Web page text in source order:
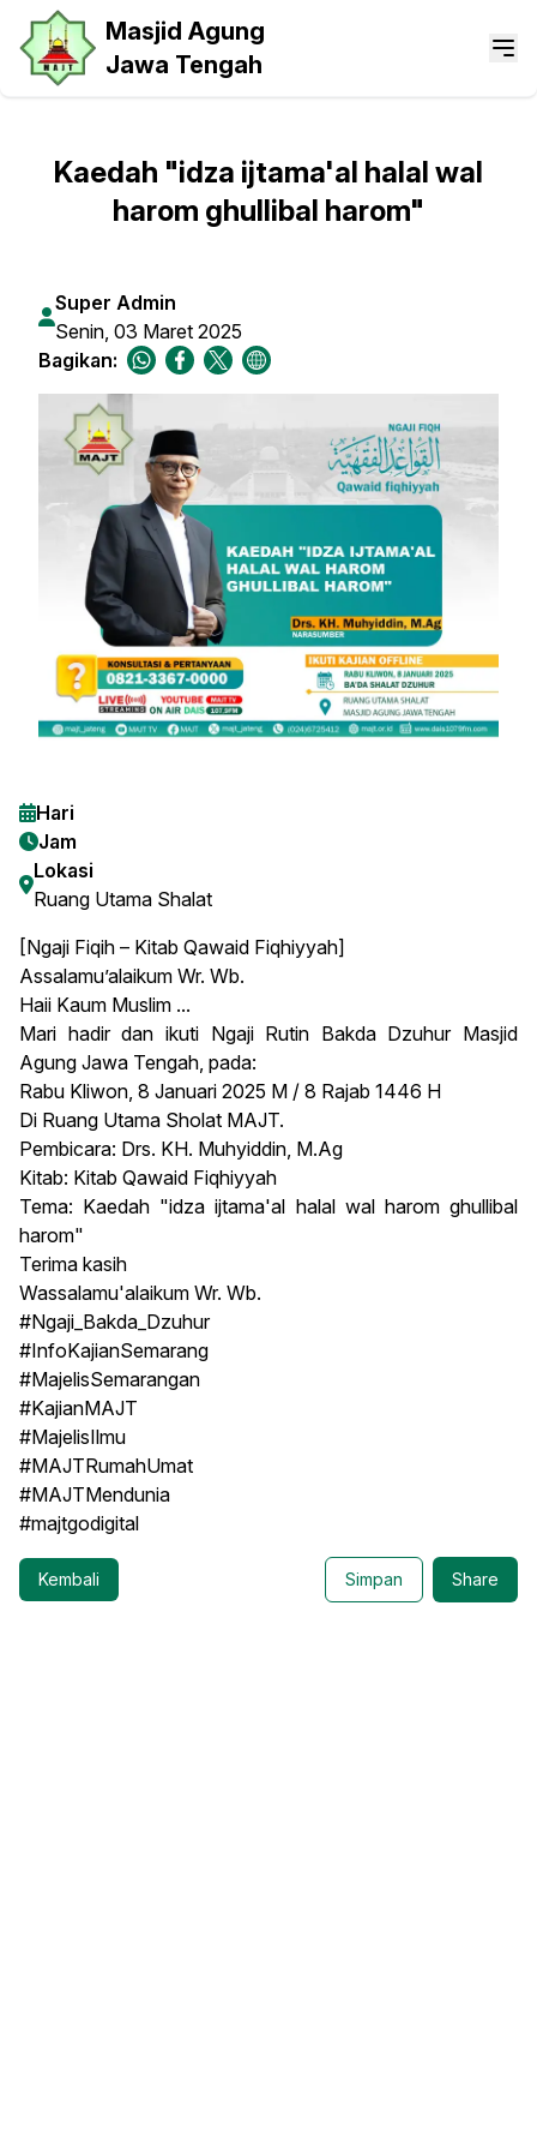
Masjid Agung
Jawa Tengah
Kaedah "idza ijtama'al halal wal
harom ghullibal harom"
Super Admin
Senin, 03 Maret 2025
Bagikan:
Hari
Jam
Lokasi
Ruang Utama Shalat
[Ngaji Fiqih – Kitab Qawaid Fiqhiyyah]
Assalamu’alaikum Wr. Wb.
Haii Kaum Muslim ...
Mari hadir dan ikuti Ngaji Rutin Bakda Dzuhur Masjid
Agung Jawa Tengah, pada:
Rabu Kliwon, 8 Januari 2025 M / 8 Rajab 1446 H
Di Ruang Utama Sholat MAJT.
Pembicara: Drs. KH. Muhyiddin, M.Ag
Kitab: Kitab Qawaid Fiqhiyyah
Tema: Kaedah "idza ijtama'al halal wal harom ghullibal
harom"
Terima kasih
Wassalamu'alaikum Wr. Wb.
#Ngaji_Bakda_Dzuhur
#InfoKajianSemarang
#MajelisSemarangan
#KajianMAJT
#MajelisIlmu
#MAJTRumahUmat
#MAJTMendunia
#majtgodigital
Kembali Simpan Share